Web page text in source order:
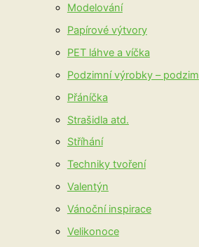
Modelování
Papírové výtvory
PET láhve a víčka
Podzimní výrobky – podzim
Přáníčka
Strašidla atd.
Stříhání
Techniky tvoření
Valentýn
Vánoční inspirace
Velikonoce